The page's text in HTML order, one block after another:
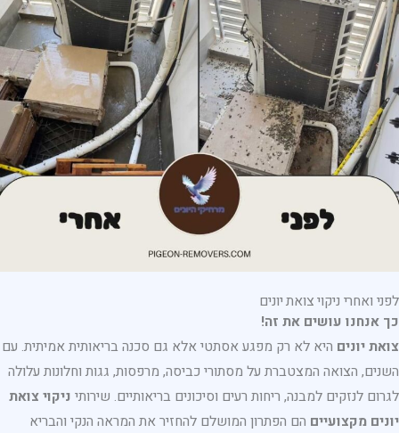
לפני ואחרי ניקוי צואת יונים
כך אנחנו עושים את זה!
צואת יונים היא לא רק מפגע אסתטי אלא גם סכנה בריאותית אמיתית. עם
השנים, הצואה המצטברת על מסתורי כביסה, מרפסות, גגות וחלונות עלולה
לגרום לנזקים למבנה, ריחות רעים וסיכונים בריאותיים. שירותי ניקוי צואת
יונים מקצועיים הם הפתרון המושלם להחזיר את המראה הנקי והבריא